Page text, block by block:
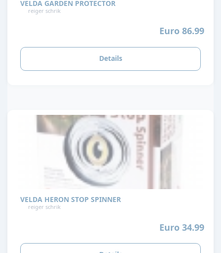
VELDA GARDEN PROTECTOR
reiger schrik
Euro 86.99
Details
VELDA HERON STOP SPINNER
reiger schrik
Euro 34.99